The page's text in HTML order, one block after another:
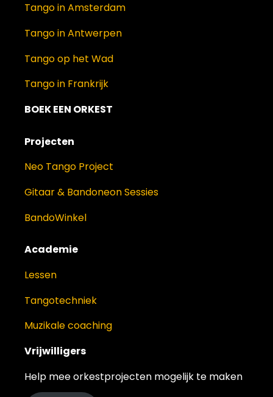
Tango in Amsterdam
Tango in Antwerpen
Tango op het Wad
Tango in Frankrijk
BOEK EEN ORKEST
Projecten
Neo Tango Project
Gitaar & Bandoneon Sessies
BandoWinkel
Academie
Lessen
Tangotechniek
Muzikale coaching
Vrijwilligers
Help mee orkestprojecten mogelijk te maken